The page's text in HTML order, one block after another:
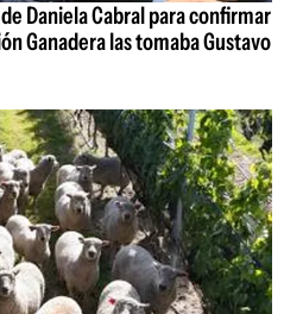
Daniela Cabral para confirmar
Ganadera las tomaba Gustavo